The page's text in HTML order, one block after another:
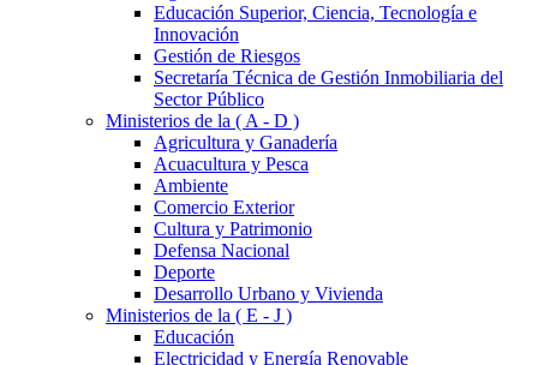
Educación Superior, Ciencia, Tecnología e
Innovación
Gestión de Riesgos
Secretaría Técnica de Gestión Inmobiliaria del
Sector Público
Ministerios de la ( A - D )
Agricultura y Ganadería
Acuacultura y Pesca
Ambiente
Comercio Exterior
Cultura y Patrimonio
Defensa Nacional
Deporte
Desarrollo Urbano y Vivienda
Ministerios de la ( E - J )
Educación
Electricidad y Energía Renovable